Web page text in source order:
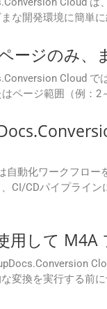
な開発環境に簡単に
ージのみ、
Cloud で
ページ範囲（例：2
自動化ワークフロー
CI/CDパイプライ
用して
変換を実行する前